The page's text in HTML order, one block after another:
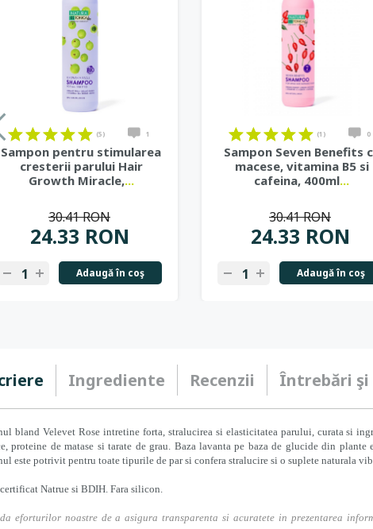
(5) 1
Sampon pentru stimularea
cresterii parului Hair
Growth Miracle,...
24.33 RON
30.41 RON
Adaugă în coş
(1) 0
Sampon Seven Benefits
macese, vitamina B5 si
cafeina, 400ml...
24.33 RON
30.41 RON
Adaugă în coş
Ingrediente Recenzii Întrebări şi
bland Velevet Rose intretine forta, stralucirea si elasticitatea parului, curata si
proteine ​​de matase si tarate de grau. Baza lavanta pe baza de glucide din plante
este potrivit pentru toate tipurile de par si confera stralucire si o suplete naturala
Natrue si BDIH. Fara silicon.
eforturilor noastre de a asigura transparenta si acuratete in prezentarea